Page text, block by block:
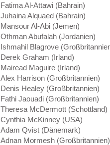
Fatima Al-Attawi (Bahrain)
Juhaina Alquaed (Bahrain)
Mansour Al-Abi (Jemen)
Othman Abufalah (Jordanien)
Ishmahil Blagrove
Derek Graham (Irland)
Mairead Maguire (Irland)
Alex Harrison (Großbritannien)
Denis Healey (Großbritannien)
Fathi Jaouadi (Großbritannien)
Theresa McDermott (Schottland)
Cynthia McKinney (USA)
Adam Qvist (Dänemark)
Adnan Mormesh (Großbritannien)